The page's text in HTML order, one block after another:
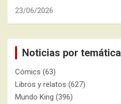
23/06/2026
Noticias por temática
Cómics (63)
Libros y relatos (627)
Mundo King (396)